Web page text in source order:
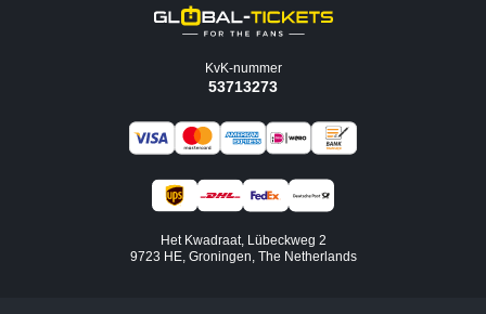
KvK-nummer
53713273
Het Kwadraat, Lübeckweg 2
9723 HE, Groningen, The Netherlands